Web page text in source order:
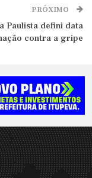
PRÓXIMO
Paulista defini data
contra a gripe